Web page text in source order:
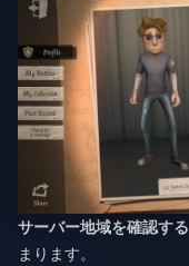
サーバー地域を確認する
まります。